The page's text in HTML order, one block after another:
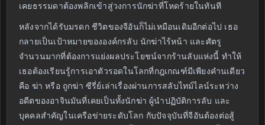
เคยธรรมดาต้องพลิกเข้าสู่วงการนักฆ่าที่โหดร้ายในทันที
หลังจากได้รับมรดก ชีวิตของจีอันก็ไม่เหมือนเดิมอีกต่อไป เธอ
กลายเป็นเป้าหมายขององค์กรลับ นักฆ่าไร้หน้า และศัตรู
จำนวนมากที่ต้องการแย่งผลประโยชน์จากร้านลับแห่งนี้ ทำให้
เธอต้องเรียนรู้การเอาตัวรอดในโลกที่กฎเกณฑ์มีเพียงคำนเดียว
คือ ฆ่า หรือ ถูกฆ่า ซีรี่ย์เล่าเรื่องผ่านการสลับไทม์ไลน์ระหว่าง
อดีตของอาจินมันที่เคยเป็นทั้งนักฆ่า ผู้นำปฏิบัติการลับ และ
บุคคลสำคัญในเครือข่ายระดับโลก กับปัจจุบันที่จีอันต้องต่อสู้